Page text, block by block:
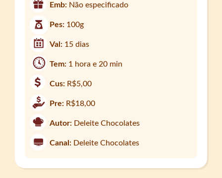
Emb: Não especificado
Pes: 100g
Val: 15 dias
Tem: 1 hora e 20 min
Cus: R$5,00
Pre: R$18,00
Autor: Deleite Chocolates
Canal: Deleite Chocolates